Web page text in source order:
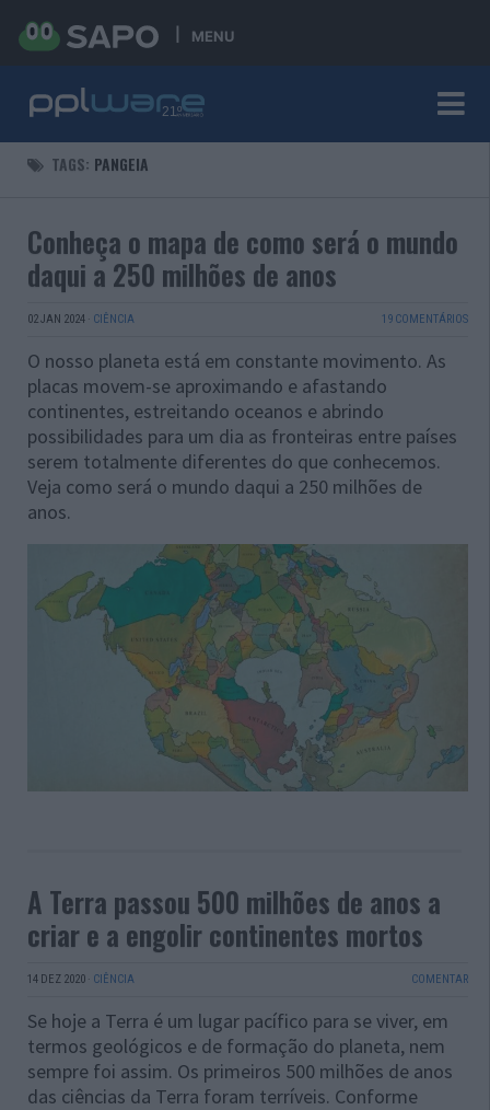
MENU
TAGS: PANGEIA
Conheça o mapa de como será o mundo
daqui a 250 milhões de anos
02 JAN 2024 · CIÊNCIA 19 COMENTÁRIOS
O nosso planeta está em constante movimento. As
placas movem-se aproximando e afastando
continentes, estreitando oceanos e abrindo
possibilidades para um dia as fronteiras entre países
serem totalmente diferentes do que conhecemos.
Veja como será o mundo daqui a 250 milhões de
anos.
A Terra passou 500 milhões de anos a
criar e a engolir continentes mortos
14 DEZ 2020 · CIÊNCIA COMENTAR
Se hoje a Terra é um lugar pacífico para se viver, em
termos geológicos e de formação do planeta, nem
sempre foi assim. Os primeiros 500 milhões de anos
das ciências da Terra foram terríveis. Conforme